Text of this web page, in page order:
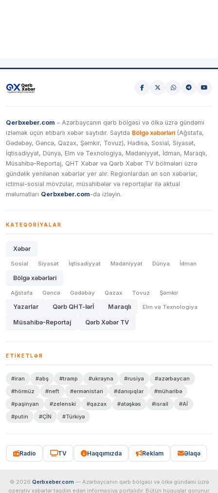
Qerbxeber.com – Azərbaycanın qərb bölgəsi və ölkə üzrə gündəmi
izləmək üçün etibarlı xəbər saytıdır. Saytda Bölgə xəbərləri (Ağstafa,
Gədəbəy, Gəncə, Qazax, Şəmkir, Tovuz), Hadisə, Sosial, Siyasət,
İqtisadiyyat, Dünya, Elm və Texnologiya, Mədəniyyət, İdman, Maraqlı,
Müsahibə-Reportaj, QHT Xəbər və Qərb Xəbər TV bölmələri üzrə
gündəlik yenilənən xəbərlər yer alır. Regionlardan ən son xəbərlər,
ictimai-sosial mövzular, müsahibələr və reportajlar ilə aktual
məlumatları Qerbxeber.com-da izləyin.
KATEQORIYALAR
Xəbər
Sosial Siyasət İqtisadiyyat Mədəniyyət Dünya İdman
Bölgə xəbərləri
Ağstafa Gəncə Gədəbəy Qazax Tovuz Şəmkir
Yazarlar Qərb QHT-lərİ Maraqlı Elm və Texnologiya
Müsahibə-Reportaj Qərb Xəbər TV
ETIKETLƏR
#iran #abş #tramp #ukrayna #rusiya
#azərbaycan
#hörmüz
#neft #ermənistan #danışıqlar
#müharibə
#paşinyan
#zelenski #qazax #atəşkəs #israil
#Aİ
#putin
#ÇİN #Türkiyə
Radio TV Haqqımızda Reklam Əlaqə
© 2026 Qerbxeber.com — Azərbaycanın qərb bölgəsi və ölkə gündəmi üzrə
operativ xəbərlər təqdim edən informasiya portalıdır. Bütün hüquqlar qorunur.